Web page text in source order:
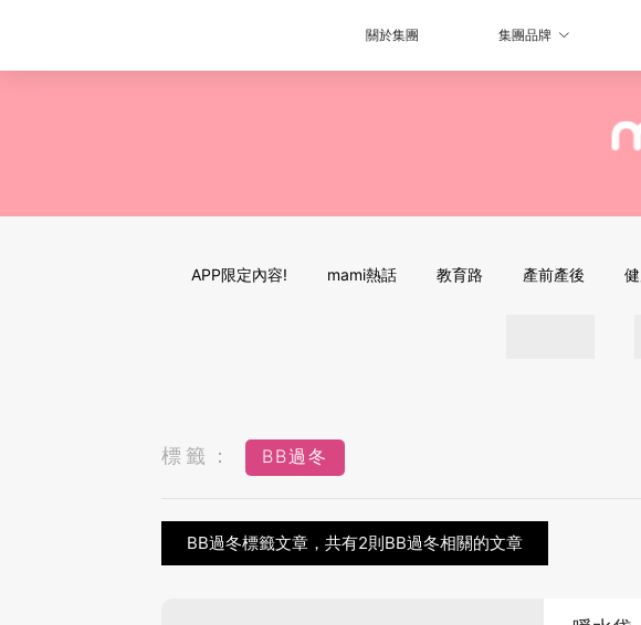
關於集團 集團品牌
APP限定內容! mami熱話 教育路 產前產後
標籤： BB過冬
BB過冬標籤文章，共有2則BB過冬相關的文章